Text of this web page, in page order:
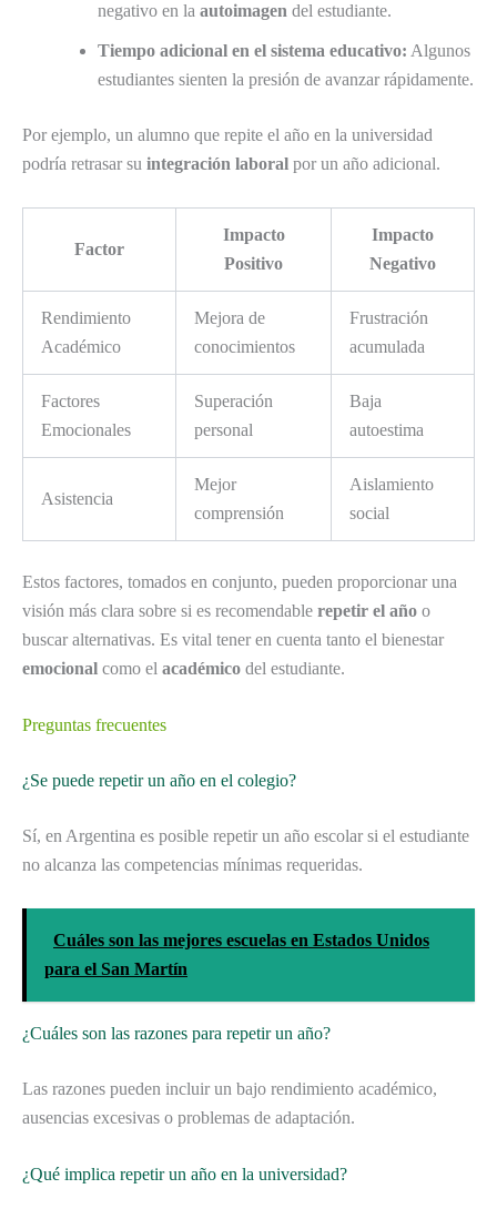
negativo en la autoimagen del estudiante.
Tiempo adicional en el sistema educativo: Algunos
estudiantes sienten la presión de avanzar rápidamente.
Por ejemplo, un alumno que repite el año en la universidad
podría retrasar su integración laboral por un año adicional.
Factor
Impacto
Positivo
Impacto
Negativo
Rendimiento
Académico
Mejora de
conocimientos
Frustración
acumulada
Factores
Emocionales
Superación
personal
Baja
autoestima
Asistencia
Mejor
comprensión
Aislamiento
social
Estos factores, tomados en conjunto, pueden proporcionar una
visión más clara sobre si es recomendable repetir el año o
buscar alternativas. Es vital tener en cuenta tanto el bienestar
emocional como el académico del estudiante.
Preguntas frecuentes
¿Se puede repetir un año en el colegio?
Sí, en Argentina es posible repetir un año escolar si el estudiante
no alcanza las competencias mínimas requeridas.
Cuáles son las mejores escuelas en Estados Unidos
para el San Martín
¿Cuáles son las razones para repetir un año?
Las razones pueden incluir un bajo rendimiento académico,
ausencias excesivas o problemas de adaptación.
¿Qué implica repetir un año en la universidad?